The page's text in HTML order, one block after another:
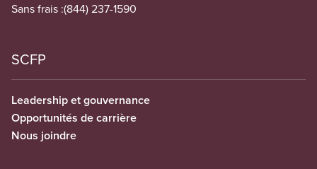
Sans frais :(844) 237-1590
SCFP
Leadership et gouvernance
Opportunités de carrière
Nous joindre